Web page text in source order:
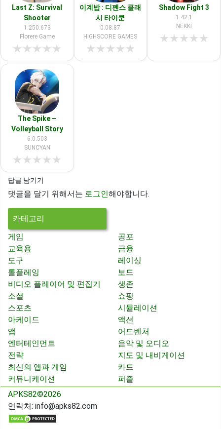
Last Z: Survival
Shooter
1.250.673
Florere Game
★★★★★
이계밥 : 디펜스 클래
시 타이쿤
0.08.87
HIGHSCORE GAMES
★★★★★
Shadow Fight 3
1.42.1
NEKKI
★★★★★
The Spike –
Volleyball Story
6.0.503
SUNCYAN
★★★★★
답글 남기기
댓글을 달기 위해서는 로그인해야합니다.
카테고리
게임
공포
교육용
금융
도구
레이싱
롤플레잉
보드
비디오 플레이어 및 편집기
생존
소셜
쇼핑
스포츠
시뮬레이션
아케이드
액션
앱
어드벤처
엔터테인먼트
음악 및 오디오
전략
지도 및 내비게이션
최신의 앱과 게임
카드
커뮤니케이션
퍼즐
APKS82©2026
연락처: info@apks82.com